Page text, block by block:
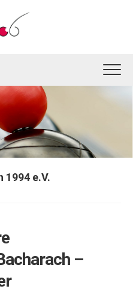
1994 e.V.
–